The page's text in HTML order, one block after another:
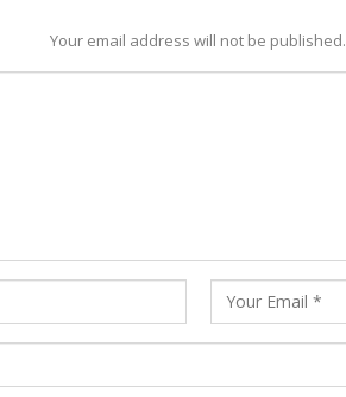
Your email address will not be published.